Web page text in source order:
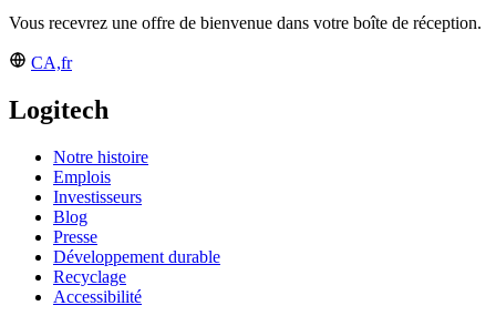
Vous recevrez une offre de bienvenue dans votre boîte de réception.
CA,fr
Logitech
Notre histoire
Emplois
Investisseurs
Blog
Presse
Développement durable
Recyclage
Accessibilité